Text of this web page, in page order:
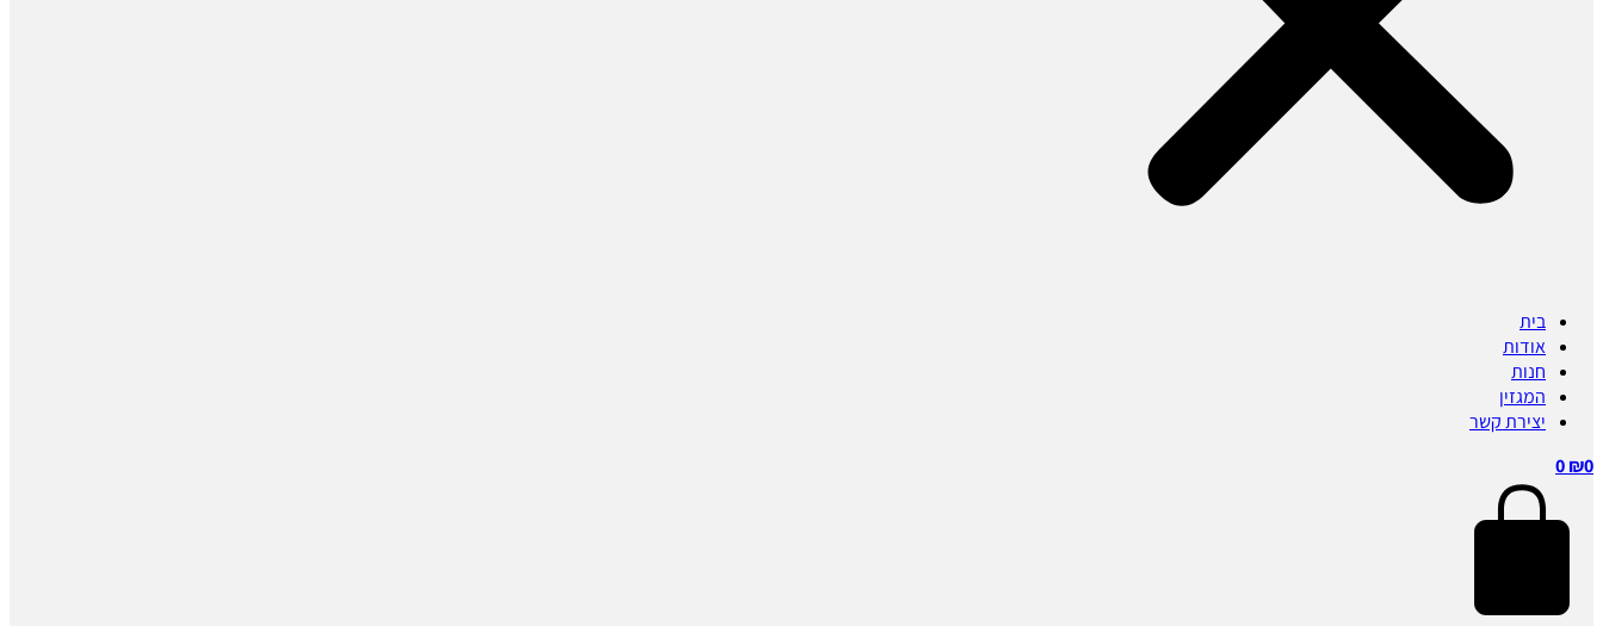
בית
אודות
חנות
המגזין
יצירת קשר
₪0
0